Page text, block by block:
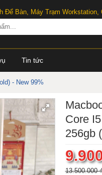
Để Bàn, Máy Trạm Workstation,
Tin tức
- New 99%
Core
256gb
13.500.000